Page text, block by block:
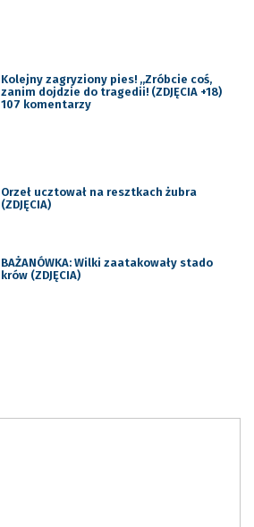
Kolejny zagryziony pies! „Zróbcie coś,
zanim dojdzie do tragedii! (ZDJĘCIA +18)
107 komentarzy
Orzeł ucztował na resztkach żubra
(ZDJĘCIA)
BAŻANÓWKA: Wilki zaatakowały stado
krów (ZDJĘCIA)